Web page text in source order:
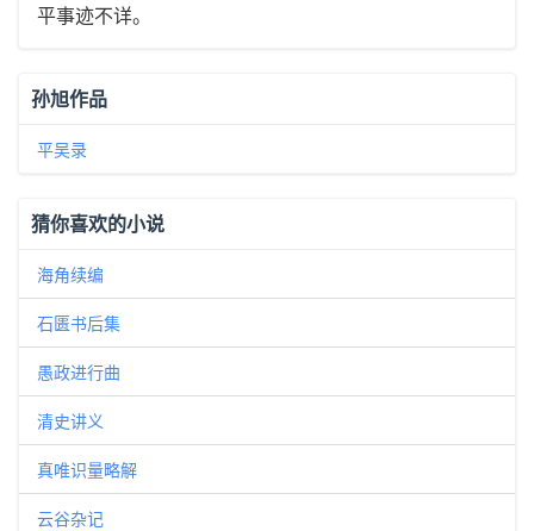
平事迹不详。
孙旭作品
平吴录
猜你喜欢的小说
海角续编
石匮书后集
愚政进行曲
清史讲义
真唯识量略解
云谷杂记